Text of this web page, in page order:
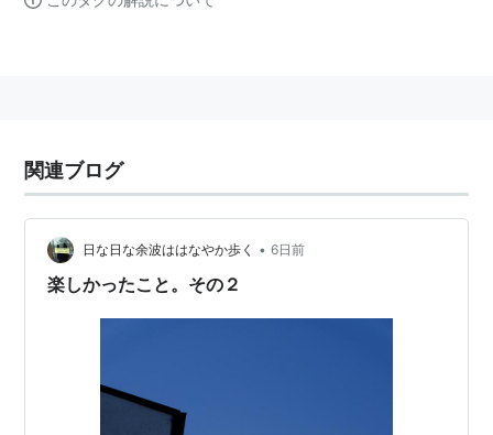
関連ブログ
日な日な余波ははなやか歩く • 6日前
楽しかったこと。その２